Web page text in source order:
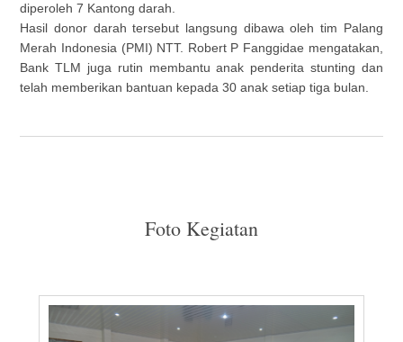
diperoleh 7 Kantong darah.
Hasil donor darah tersebut langsung dibawa oleh tim Palang
Merah Indonesia (PMI) NTT. Robert P Fanggidae mengatakan,
Bank TLM juga rutin membantu anak penderita stunting dan
telah memberikan bantuan kepada 30 anak setiap tiga bulan.
Foto Kegiatan